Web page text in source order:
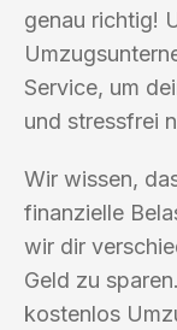
genau richtig!
Service, um
und stressfrei
Wir wissen,
finanzielle
wir dir
Geld zu
kostenlos